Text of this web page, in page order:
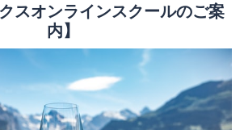
スオンラインスクールのご案
内】